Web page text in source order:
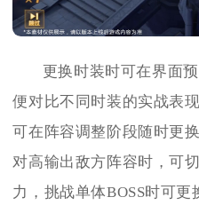
更换时装时可在界面
便对比不同时装的实战表
可在阵容调整阶段随时更
对高输出敌方阵容时，可
力，挑战单体BOSS时可